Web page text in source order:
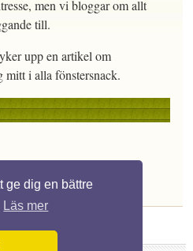
ge dig en bättre
Läs mer
men vi bloggar om allt
till.
upp en artikel om
i alla fönstersnack.